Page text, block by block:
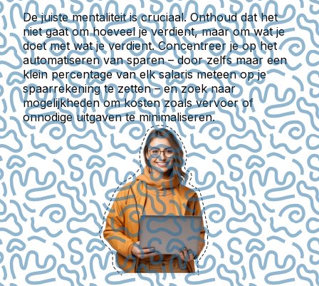
De juiste mentaliteit is cruciaal. Onthoud dat het
niet gaat om hoeveel je verdient, maar om wat je
doet met wat je verdient. Concentreer je op het
automatiseren van sparen – door zelfs maar een
klein percentage van elk salaris meteen op je
spaarrekening te zetten – en zoek naar
mogelijkheden om kosten zoals vervoer of
onnodige uitgaven te minimaliseren.